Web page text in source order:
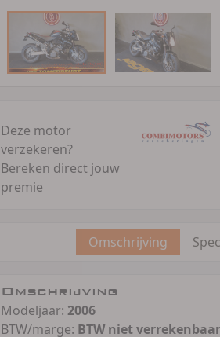
Deze motor
verzekeren?
Bereken direct jouw
premie
Omschrijving
Omschrijving
Modeljaar: 2006
BTW/marge: BTW niet